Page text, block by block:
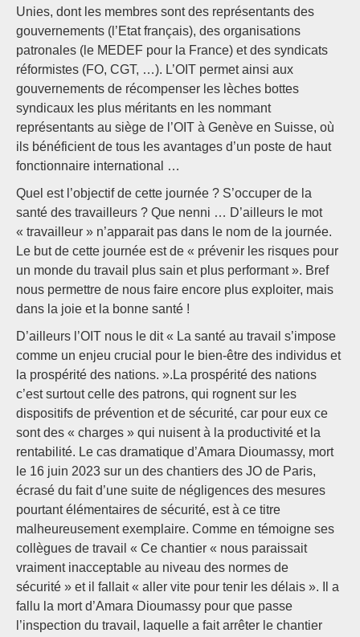
Unies, dont les membres sont des représentants des
gouvernements (l’Etat français), des organisations
patronales (le MEDEF pour la France) et des syndicats
réformistes (FO, CGT, …). L’OIT permet ainsi aux
gouvernements de récompenser les lèches bottes
syndicaux les plus méritants en les nommant
représentants au siège de l’OIT à Genève en Suisse, où
ils bénéficient de tous les avantages d’un poste de haut
fonctionnaire international …
Quel est l’objectif de cette journée ? S’occuper de la
santé des travailleurs ? Que nenni … D’ailleurs le mot
« travailleur » n’apparait pas dans le nom de la journée.
Le but de cette journée est de « prévenir les risques pour
un monde du travail plus sain et plus performant ». Bref
nous permettre de nous faire encore plus exploiter, mais
dans la joie et la bonne santé !
D’ailleurs l’OIT nous le dit « La santé au travail s’impose
comme un enjeu crucial pour le bien-être des individus et
la prospérité des nations. ».La prospérité des nations
c’est surtout celle des patrons, qui rognent sur les
dispositifs de prévention et de sécurité, car pour eux ce
sont des « charges » qui nuisent à la productivité et la
rentabilité. Le cas dramatique d’Amara Dioumassy, mort
le 16 juin 2023 sur un des chantiers des JO de Paris,
écrasé du fait d’une suite de négligences des mesures
pourtant élémentaires de sécurité, est à ce titre
malheureusement exemplaire. Comme en témoigne ses
collègues de travail « Ce chantier « nous paraissait
vraiment inacceptable au niveau des normes de
sécurité » et il fallait « aller vite pour tenir les délais ». Il a
fallu la mort d’Amara Dioumassy pour que passe
l’inspection du travail, laquelle a fait arrêter le chantier